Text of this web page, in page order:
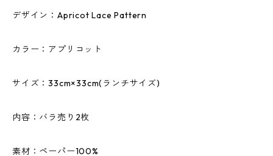
デザイン：Apricot Lace Pattern
カラー：アプリコット
サイズ：33cm×33cm(ランチサイズ)
内容：バラ売り2枚
素材：ペーパー100%